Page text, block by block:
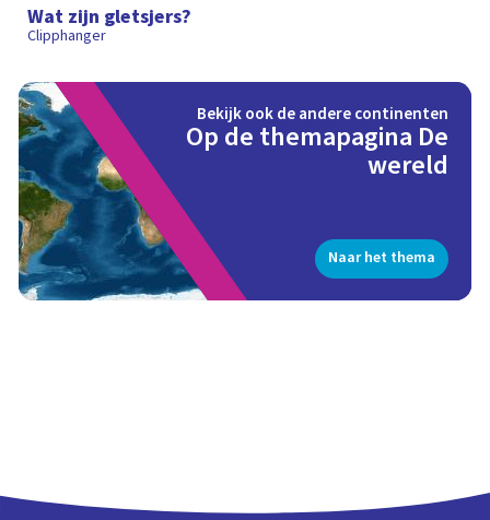
Wat zijn gletsjers?
Clipphanger
Bekijk ook de andere continenten
Op de themapagina De
wereld
Naar het thema